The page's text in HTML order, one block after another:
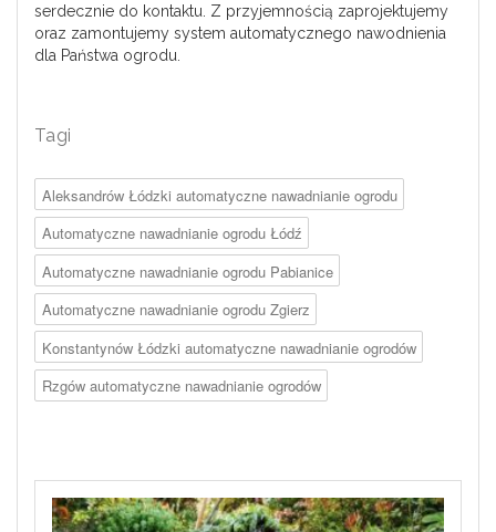
serdecznie do kontaktu. Z przyjemnością zaprojektujemy
oraz zamontujemy system automatycznego nawodnienia
dla Państwa ogrodu.
Tagi
Aleksandrów Łódzki automatyczne nawadnianie ogrodu
Automatyczne nawadnianie ogrodu Łódź
Automatyczne nawadnianie ogrodu Pabianice
Automatyczne nawadnianie ogrodu Zgierz
Konstantynów Łódzki automatyczne nawadnianie ogrodów
Rzgów automatyczne nawadnianie ogrodów